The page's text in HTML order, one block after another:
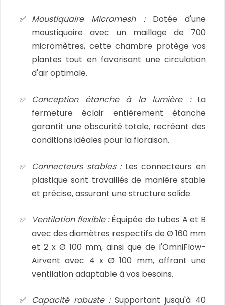
Moustiquaire Micromesh :Dotée d'une
moustiquaire avec un maillage de 700
micromètres, cette chambre protège vos
plantes tout en favorisant une circulation
d'air optimale.
Conception étanche à la lumière :La
fermeture éclair entièrement étanche
garantit une obscurité totale, recréant des
conditions idéales pour la floraison.
Connecteurs stables :Les connecteurs en
plastique sont travaillés de manière stable
et précise, assurant une structure solide.
Ventilation flexible :Équipée de tubes A et B
avec des diamètres respectifs de Ø 160 mm
et 2 x Ø 100 mm, ainsi que de l'OmniFlow-
Airvent avec 4 x Ø 100 mm, offrant une
ventilation adaptable à vos besoins.
Capacité robuste :Supportant jusqu'à 40